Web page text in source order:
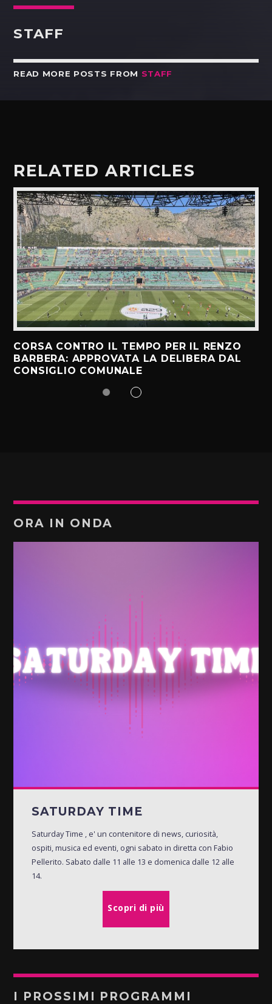
STAFF
READ MORE POSTS FROM STAFF
RELATED ARTICLES
CORSA CONTRO IL TEMPO PER IL RENZO
BARBERA: APPROVATA LA DELIBERA DAL
CONSIGLIO COMUNALE
ORA IN ONDA
SATURDAY TIME
Saturday Time , e' un contenitore di news, curiosità,
ospiti, musica ed eventi, ogni sabato in diretta con Fabio
Pellerito. Sabato dalle 11 alle 13 e domenica dalle 12 alle
14.
Scopri di più
I PROSSIMI PROGRAMMI